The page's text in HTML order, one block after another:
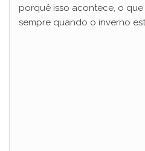
porquê isso acontece, o
sempre quando o inverno